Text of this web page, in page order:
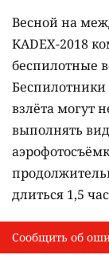
Весной на
KADEX-2018
беспилотные
Беспилотники
взлёта могут
выполнять
длиться 1,5
I
Сообщить об
Выделите
Сообщить об